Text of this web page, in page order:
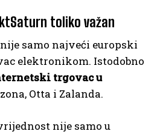
toliko važan
samo najveći europski
elektronikom. Istodobno
trgovac u
Otta i Zalanda.
nije samo u